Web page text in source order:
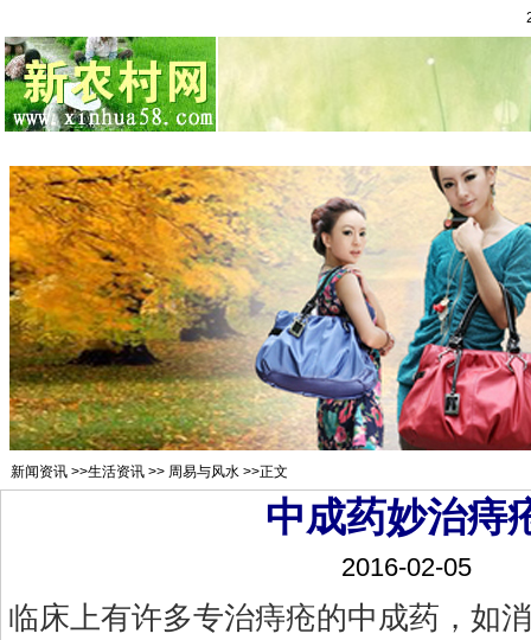
新闻资讯 >>生活资讯 >> 周易与风水 >>正文
中成药妙治痔
2016-02-05
临床上有许多专治痔疮的中成药，如